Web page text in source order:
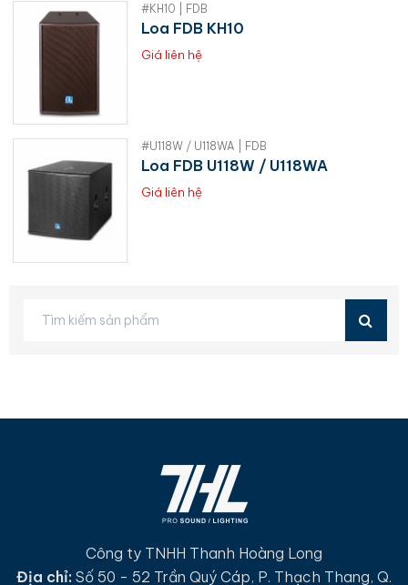
#KH10 | FDB
Loa FDB KH10
Giá liên hệ
#U118W / U118WA | FDB
Loa FDB U118W / U118WA
Giá liên hệ
Công ty TNHH Thanh Hoàng Long
Địa chỉ: Số 50 - 52 Trần Quý Cáp, P. Thạch Thang, Q.